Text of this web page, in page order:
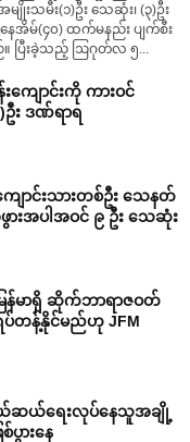
သမီး(၁)ဦး သေဆုံး၊ (၃)ဦး
အိမ်(၄၀) ထက်မနည်း ပျက်စီး
ပြီးခဲ့သည့် ဩဂုတ်လ ၅...
ျောင်းကို ကားဝင်
း ဒဏ်ရာရ
ာင်းသားတစ်ဦး သေနတ်
ဖွားအပါအဝင် ၉ ဦး သေဆုံး
န်မာရှိ ဆိုက်ဘာရာဇဝတ်
တန့်နိုင်မည်ဟု JFM
ဆယ်ရေးလုပ်နေသူအချို့
ပွားနေ